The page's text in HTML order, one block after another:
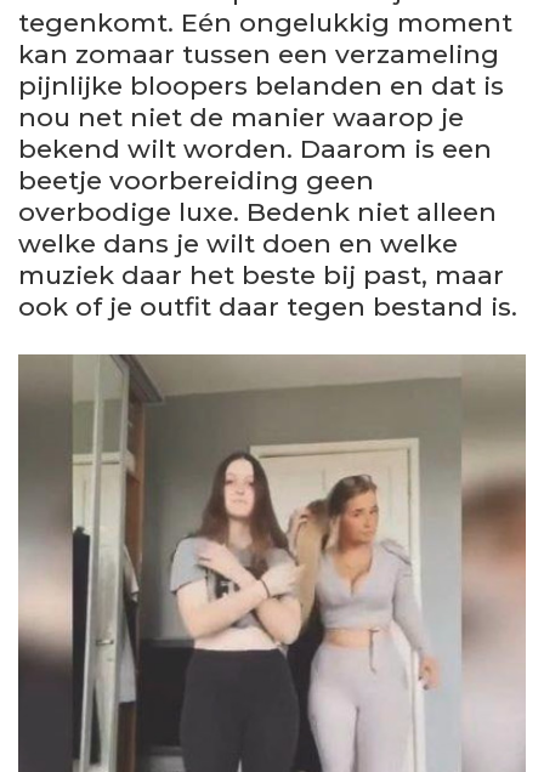
tegenkomt. Eén ongelukkig moment
kan zomaar tussen een verzameling
pijnlijke bloopers belanden en dat is
nou net niet de manier waarop je
bekend wilt worden. Daarom is een
beetje voorbereiding geen
overbodige luxe. Bedenk niet alleen
welke dans je wilt doen en welke
muziek daar het beste bij past, maar
ook of je outfit daar tegen bestand is.